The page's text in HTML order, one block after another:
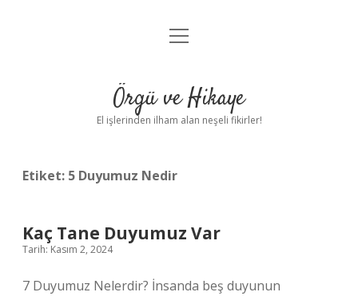
Anasayfa
Yasal Uyarı
menüyü
Örgü ve Hikaye
El işlerinden ilham alan neşeli fikirler!
Etiket: 5 Duyumuz Nedir
Kaç Tane Duyumuz Var
Tarih: Kasım 2, 2024
7 Duyumuz Nelerdir? İnsanda beş duyunun